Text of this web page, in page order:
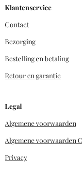
Klantenservice
Contact
Bezorging
Bestelling en betaling
Retour en garantie
Legal
Algemene voorwaarden
Algemene voorwaarden
Privacy